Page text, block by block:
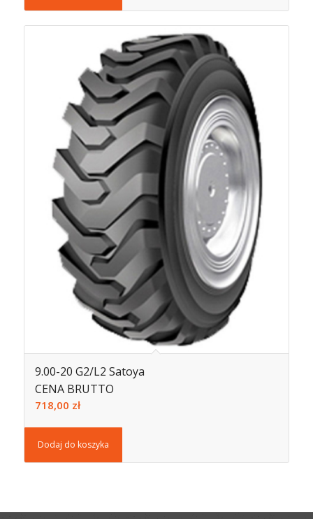
9.00-20 G2/L2 Satoya
CENA BRUTTO
718,00 zł
Dodaj do koszyka